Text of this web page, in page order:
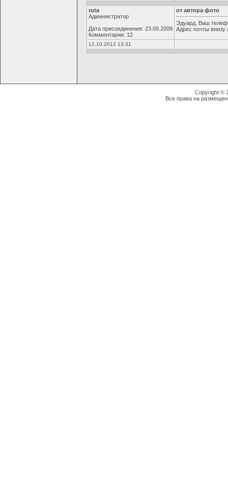
ruta
Администратор
Дата присоединения: 23.09.2009
Комментарии: 12
от автора фото
Эдуард, Ваш
Адрес почты внизу
12.10.2012 13:31
Copyright ©
Все права на